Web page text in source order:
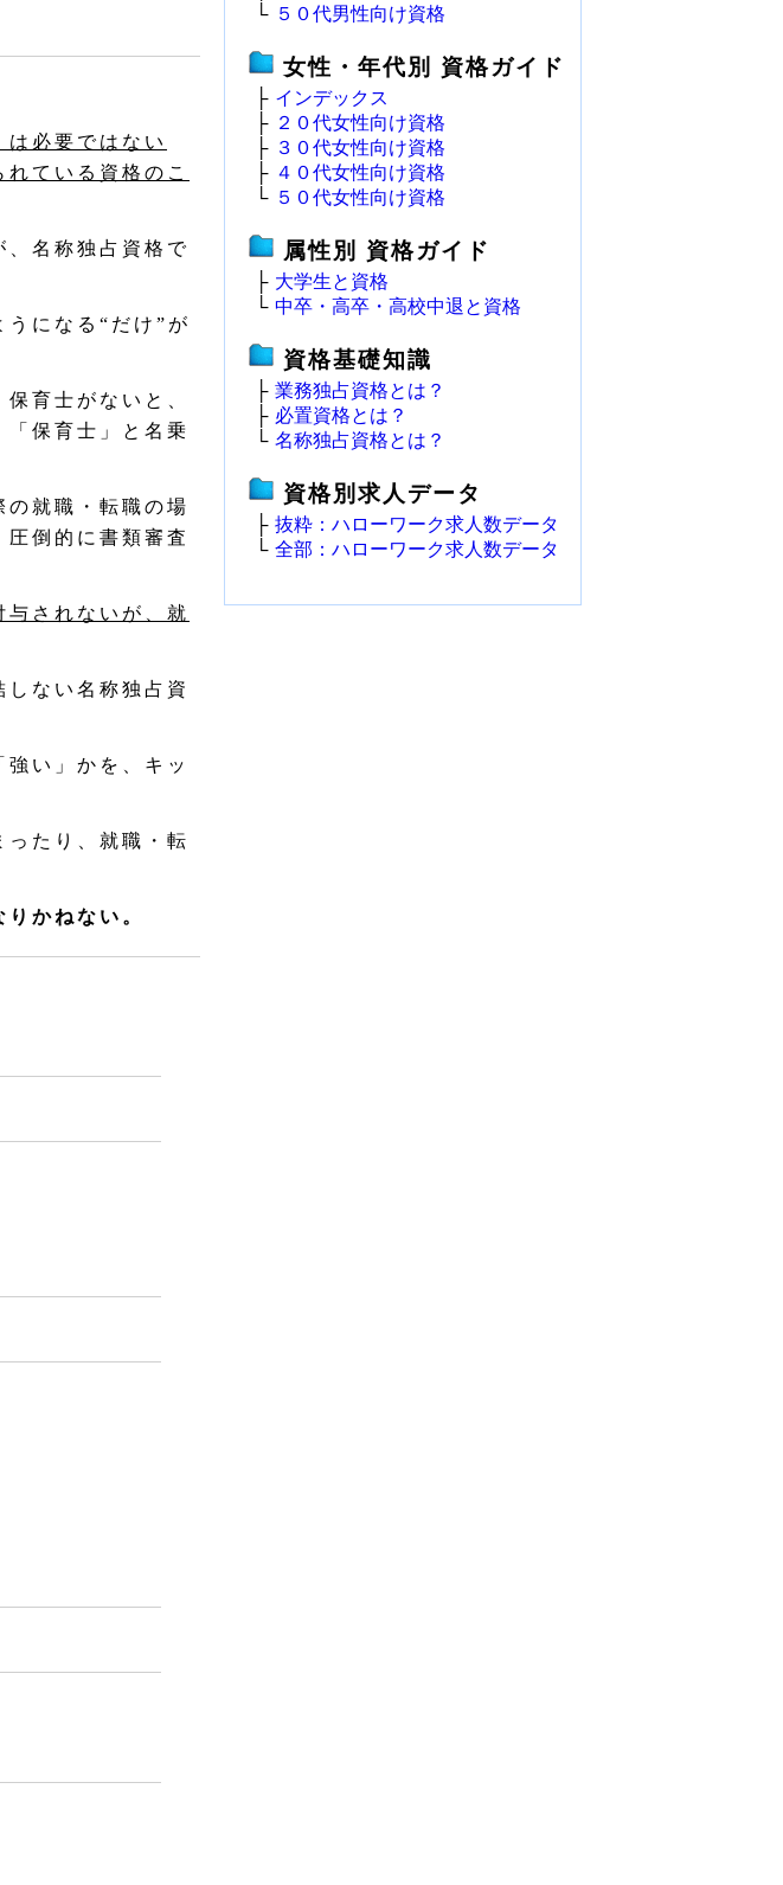
必要ではない
ている資格のこ
名称独占資格で
になる“だけ”が
育士がないと、
保育士」と名乗
就職・転職の場
倒的に書類審査
与されないが、就
ない名称独占資
い」かを、キッ
たり、就職・転
かねない。
└ ５０代男性向け資格
女性・年代別 資格ガイド
├ インデックス
├ ２０代女性向け資格
├ ３０代女性向け資格
├ ４０代女性向け資格
└ ５０代女性向け資格
属性別 資格ガイド
├ 大学生と資格
└ 中卒・高卒・高校中退と資格
資格基礎知識
├ 業務独占資格とは？
├ 必置資格とは？
└ 名称独占資格とは？
資格別求人データ
├ 抜粋：ハローワーク求人数データ
└ 全部：ハローワーク求人数データ